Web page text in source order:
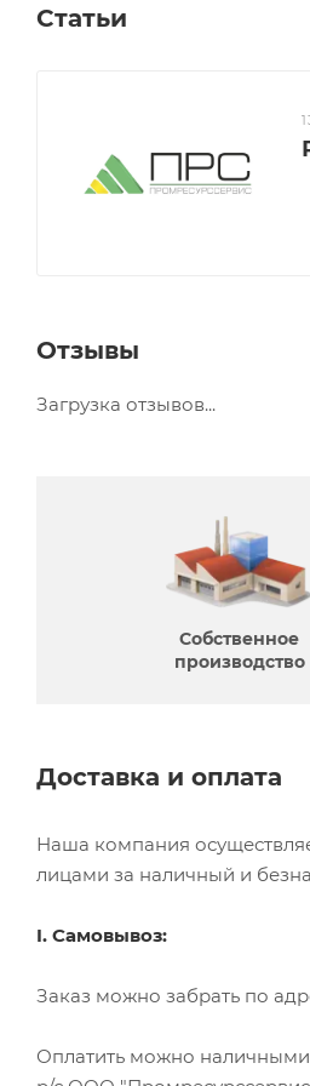
Статьи
Отзывы
Загрузка отзывов...
Собственное
производcтво
Доставка и оплата
Наша компания
лицами за наличный и
I. Самовывоз:
Заказ можно забрать по
Оплатить можно